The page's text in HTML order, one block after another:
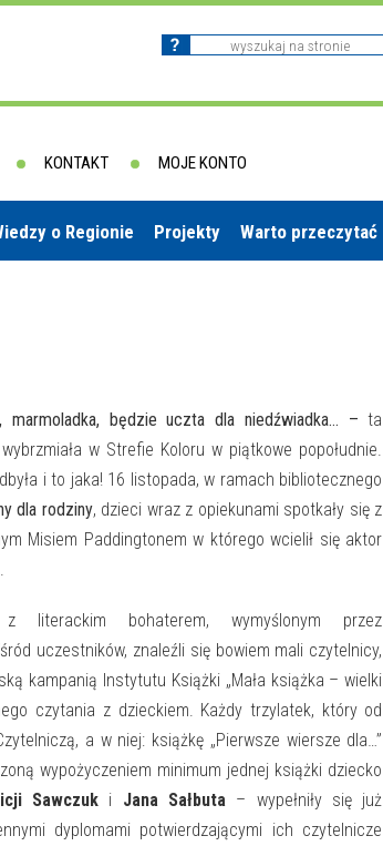
KONTAKT MOJE KONTO
o Regionie Projekty Warto przeczytać
marmoladka, będzie uczta dla niedźwiadka… –ta
w Strefie Koloru w piątkowe popołudnie.
i to jaka! 16 listopada, w ramach bibliotecznego
dla rodziny, dzieci wraz z opiekunami spotkały się z
Misiem Paddingtonem w którego wcielił się aktor
.
z literackim bohaterem, wymyślonym przez
uczestników, znaleźli się bowiem mali czytelnicy,
kampanią Instytutu Książki „Mała książka – wielki
czytania z dzieckiem. Każdy trzylatek, który od
a w niej: książkę „Pierwsze wiersze dla…”
wypożyczeniem minimum jednej książki dziecko
Sawczuki Jana Sałbuta – wypełniły się już
dyplomami potwierdzającymi ich czytelnicze